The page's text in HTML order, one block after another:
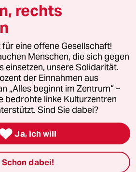
Vertriebs GmbH
rechtlichen Fragen oder für Genehmigungen
Kommune-Richtlinien
Impressum AGB
widerrufen (Ads)
rechts
eine offene Gesellschaft!
Menschen, die sich gegen
einsetzen, unsere Solidarität.
der Einnahmen aus
„Alles beginnt im Zentrum“ –
bedrohte linke Kulturzentren
Sind Sie dabei?
Ja, ich will
Schon dabei!